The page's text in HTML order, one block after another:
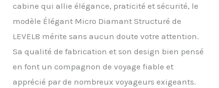
cabine qui allie élégance, praticité et sécurité, le
modèle Élégant Micro Diamant Structuré de
LEVEL8 mérite sans aucun doute votre attention.
Sa qualité de fabrication et son design bien pensé
en font un compagnon de voyage fiable et
apprécié par de nombreux voyageurs exigeants.